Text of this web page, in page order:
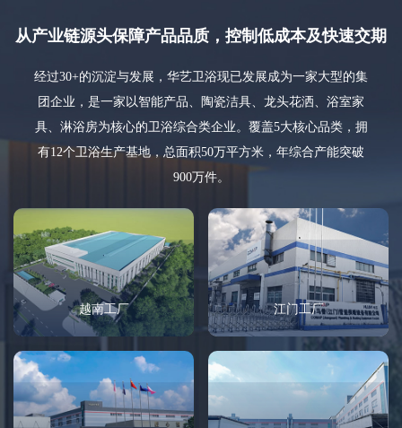
从产业链源头保障产品品质，控制低成本及快速交期
经过30+的沉淀与发展，华艺卫浴现已发展成为一家大型的集
团企业，是一家以智能产品、陶瓷洁具、龙头花洒、浴室家
具、淋浴房为核心的卫浴综合类企业。覆盖5大核心品类，拥
有12个卫浴生产基地，总面积50万平方米，年综合产能突破
900万件。
越南工厂 江门工厂